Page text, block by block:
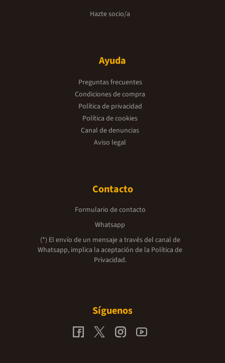
Hazte socio/a
Ayuda
Preguntas frecuentes
Condiciones de compra
Política de privacidad
Política de cookies
Canal de denuncias
Aviso legal
Contacto
Formulario de contacto
Whatsapp
(*) El envío de un mensaje a través del canal de
Whatsapp, implica la aceptación de la Política de
Privacidad.
Síguenos